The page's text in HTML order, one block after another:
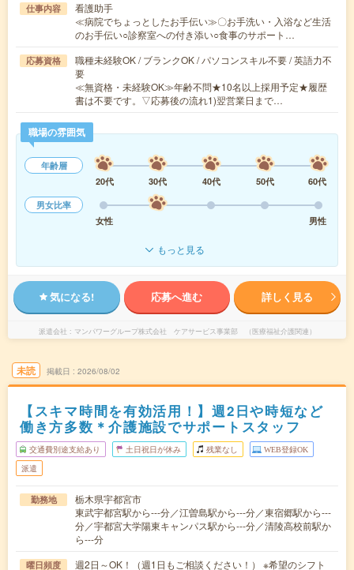
仕事内容
看護助手
≪病院でちょっとしたお手伝い≫〇お手洗い・入浴など生活
のお手伝い○診察室への付き添い○食事のサポート…
応募資格
職種未経験OK / ブランクOK / パソコンスキル不要 / 英語力不
要
≪無資格・未経験OK≫年齢不問★10名以上採用予定★履歴
書は不要です。▽応募後の流れ1)翌営業日まで…
職場の雰囲気
年齢層
20代
30代 40代 50代
60代
男女比率
女性
男性
もっと見る
気になる! 応募へ進む 詳しく見る
派遣会社 マンパワーグループ株式会社 ケアサービス事業部 （医療福祉介護関連）
未読 掲載日 2026/08/02
【スキマ時間を有効活用！】週2日や時短など
働き方多数＊介護施設でサポートスタッフ
交通費別途支給あり 土日祝日が休み 残業なし WEB登録OK
派遣
勤務地
栃木県宇都宮市
東武宇都宮駅から---分／江曽島駅から---分／東宿郷駅から---
分／宇都宮大学陽東キャンパス駅から---分／清陵高校前駅か
ら---分
曜日頻度
週2日～OK！（週1日もご相談ください！） ※希望のシフト